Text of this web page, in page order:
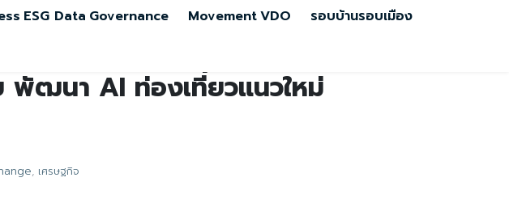
ESG Data Governance MovementVDO รอบบ้านรอบเมือง
พัฒนา AI ท่องเที่ยวแนวใหม่
, เศรษฐกิจ